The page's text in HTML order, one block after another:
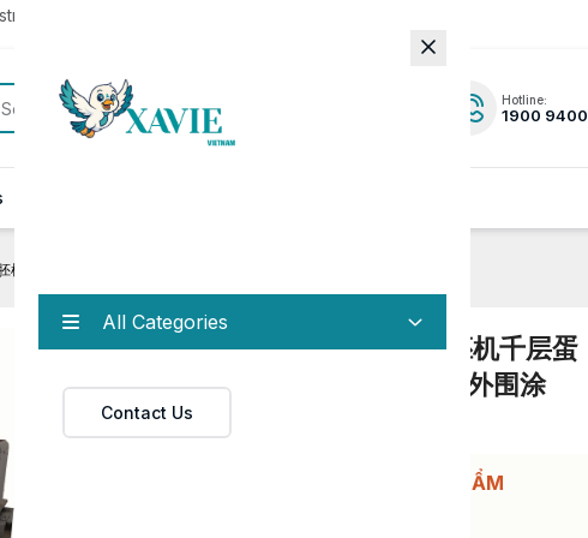
to update to the latest version.
All Categories
Contact Us
Hotline:
1900 9400
机千层蛋糕抹胚机 奶油抹面机 蛋糕平面外围涂抹”请卖家极速联系
现在有客户 需购两台“蛋糕抹胚机千层蛋
糕抹胚机 奶油抹面机 蛋糕平面外围涂
抹”请卖家极速联系
HỖ TRỢ ĐẶT HÀNG/BÁO GIÁ SẢN PHẨM